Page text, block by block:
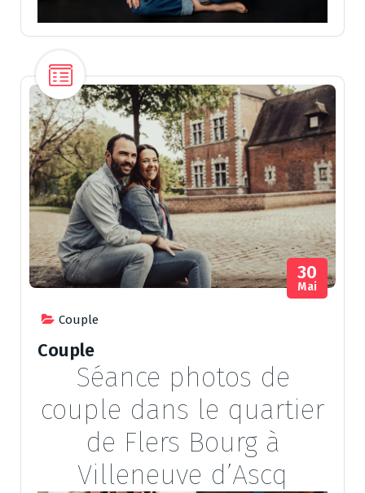
Couple
30
Mai
Couple
Séance photos de
couple dans le quartier
de Flers Bourg à
Villeneuve d’Ascq